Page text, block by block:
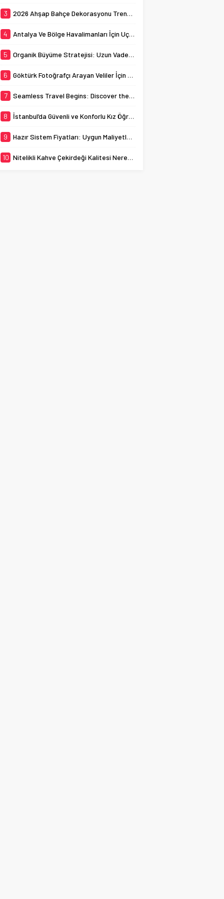
sometimes...
Bu bağlamda, İstanbul
kadınların...
3 2026 Ahşap Bahçe Dekorasyonu Trendleri: Doğal ve Modern Tasarım Önerileri
4 Antalya Ve Bölge Havalimanları İçin Uçak Radarı
5 Organik Büyüme Stratejisi: Uzun Vadede Sosyal Medya Başarısı Nasıl Sağlanır?
6 Göktürk Fotoğrafçı Arayan Veliler İçin Okul Kaydı Fotoğrafı Hazırlık Listesi
7 Seamless Travel Begins: Discover the Convenience of Istanbul Transfer Services
8 İstanbul’da Güvenli ve Konforlu Kız Öğrenci Yurtları
9 Hazır Sistem Fiyatları: Uygun Maliyetlerle Verimlilik Sağlayın
10 Nitelikli Kahve Çekirdeği Kalitesi Nereden Anlaşılır?